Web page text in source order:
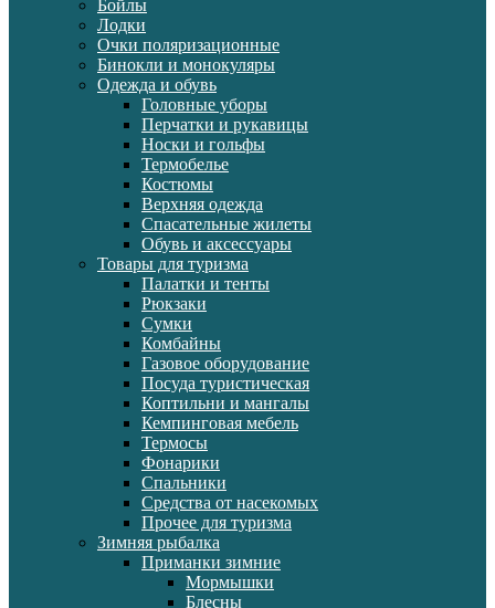
Бойлы
Лодки
Очки поляризационные
Бинокли и монокуляры
Одежда и обувь
Головные уборы
Перчатки и рукавицы
Носки и гольфы
Термобелье
Костюмы
Верхняя одежда
Спасательные жилеты
Обувь и аксессуары
Товары для туризма
Палатки и тенты
Рюкзаки
Сумки
Комбайны
Газовое оборудование
Посуда туристическая
Коптильни и мангалы
Кемпинговая мебель
Термосы
Фонарики
Спальники
Средства от насекомых
Прочее для туризма
Зимняя рыбалка
Приманки зимние
Мормышки
Блесны